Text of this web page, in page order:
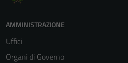
AMMINISTRAZIONE
Uffici
Organi di Governo